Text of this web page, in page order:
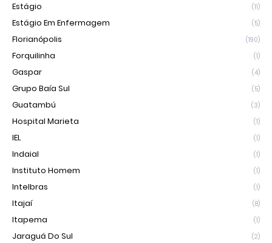
Estágio (11)
Estágio Em Enfermagem (5)
Florianópolis (190)
Forquilinha (1)
Gaspar (4)
Grupo Baía Sul (5)
Guatambú (3)
Hospital Marieta (1)
IEL (1)
Indaial (1)
Instituto Homem (1)
Intelbras (1)
Itajaí (8)
Itapema (1)
Jaraguá Do Sul (2)